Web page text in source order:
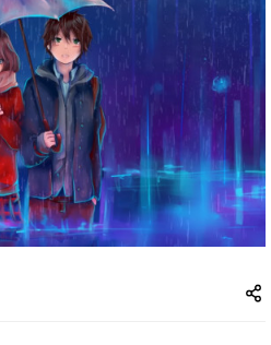
Share
zuto.vn